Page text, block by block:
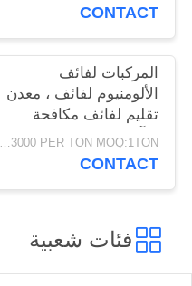
CONTACT
المركبات لفائف
الألومنيوم لفائف ، معدن
تقليم لفائف مكافحة
التآكل دائم
USD1500-3000 PER TON MOQ:1TON
CONTACT
فئات شعبية